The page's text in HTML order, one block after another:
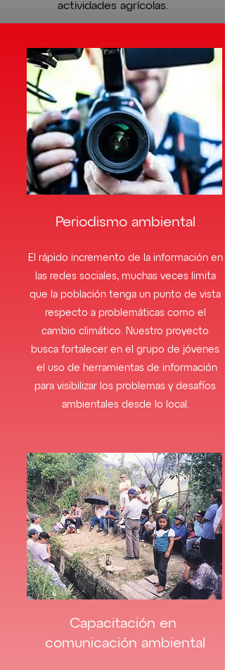
actividades agrícolas.
Periodismo ambiental
El rápido incremento de la información en
las redes sociales, muchas veces limita
que la población tenga un punto de vista
respecto a problemáticas como el
cambio climático. Nuestro proyecto
busca fortalecer en el grupo de jóvenes
el uso de herramientas de información
para visibilizar los problemas y desafíos
ambientales desde lo local.
Capacitación en
comunicación ambiental